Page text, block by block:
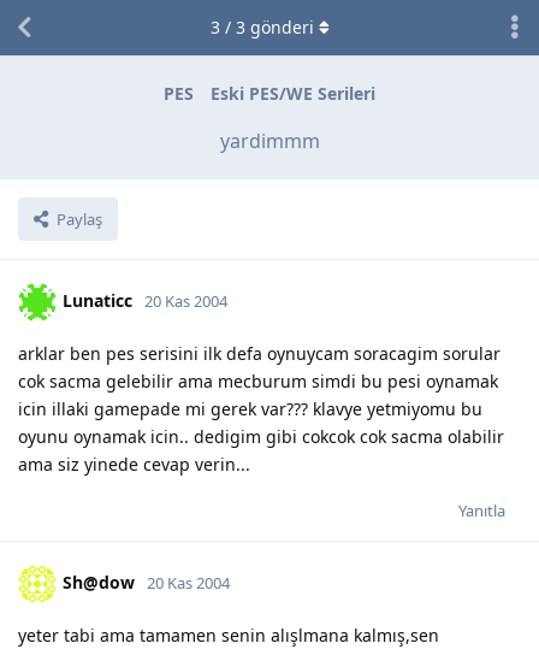
PES Eski PES/WE Serileri
yardimmm
Paylaş
3 / 3 gönderi
Lunaticc 20 Kas 2004
arklar ben pes serisini ilk defa oynuycam soracagim sorular
cok sacma gelebilir ama mecburum simdi bu pesi oynamak
icin illaki gamepade mi gerek var??? klavye yetmiyomu bu
oyunu oynamak icin.. dedigim gibi cokcok cok sacma olabilir
ama siz yinede cevap verin...
Yanıtla
Sh@dow 20 Kas 2004
yeter tabi ama tamamen senin alışlmana kalmış,sen